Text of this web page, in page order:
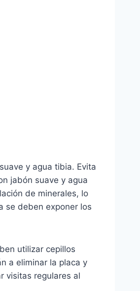
y agua tibia. Evita
jabón suave y agua
de minerales, lo
se deben exponer los
utilizar cepillos
a eliminar la placa y
visitas regulares al